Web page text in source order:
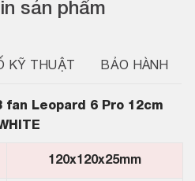
sản phẩm
KỸ THUẬT BẢO HÀNH
Leopard 6 Pro 12cm
120x120x25mm